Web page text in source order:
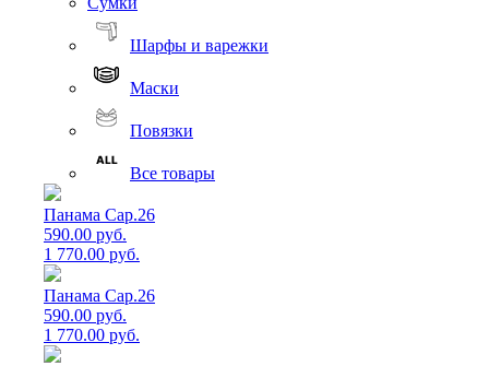
Шарфы и варежки
Маски
Повязки
Все товары
Панама Cap.26
590.00 руб.
1 770.00 руб.
Панама Cap.26
590.00 руб.
1 770.00 руб.